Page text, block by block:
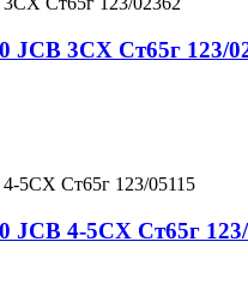
JCB 3CX Ст65г 123/
4-5CX Ст65г